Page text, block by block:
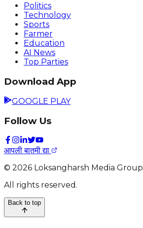
Politics
Technology
Sports
Farmer
Education
AI News
Top Parties
Download App
GOOGLE PLAY
Follow Us
आपली बातमी द्या
© 2026 Loksangharsh Media Group
All rights reserved.
Back to top